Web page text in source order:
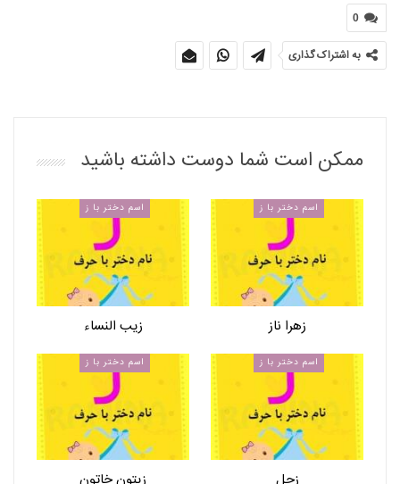
0
به اشتراک گذاری
ممکن است شما دوست داشته باشید
اسم دختر با ز
زهرا ناز
اسم دختر با ز
زیب النساء
اسم دختر با ز اسم دختر با ز